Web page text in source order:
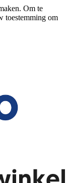
Om te
toestemming om